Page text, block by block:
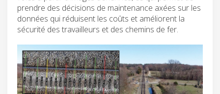
prendre des décisions de maintenance axées sur les
données qui réduisent les coûts et améliorent la
sécurité des travailleurs et des chemins de fer.